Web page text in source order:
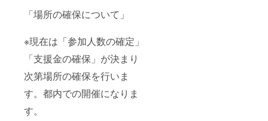
「場所の確保について」
※現在は「参加人数の確定」
「支援金の確保」が決まり
次第場所の確保を行いま
す。都内での開催になりま
す。